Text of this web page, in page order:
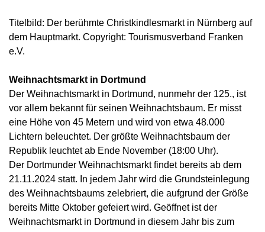
Titelbild: Der berühmte Christkindlesmarkt in Nürnberg auf
dem Hauptmarkt. Copyright: Tourismusverband Franken
e.V.
Weihnachtsmarkt in Dortmund
Der Weihnachtsmarkt in Dortmund, nunmehr der 125., ist
vor allem bekannt für seinen Weihnachtsbaum. Er misst
eine Höhe von 45 Metern und wird von etwa 48.000
Lichtern beleuchtet. Der größte Weihnachtsbaum der
Republik leuchtet ab Ende November (18:00 Uhr).
Der Dortmunder Weihnachtsmarkt findet bereits ab dem
21.11.2024 statt. In jedem Jahr wird die Grundsteinlegung
des Weihnachtsbaums zelebriert, die aufgrund der Größe
bereits Mitte Oktober gefeiert wird. Geöffnet ist der
Weihnachtsmarkt in Dortmund in diesem Jahr bis zum